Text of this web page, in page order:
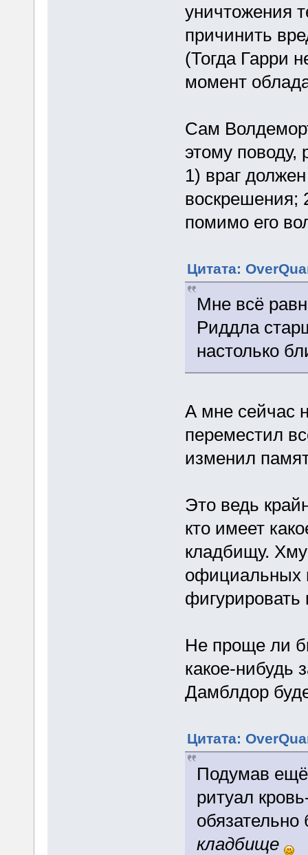
уничтожения
причинить
(Тогда Гарри
момент
Сам
этому поводу,
1) враг
воскрешения;
помимо его
Цитата:
Мне всё
Риддла
настолько
А мне сейчас
переместил
изменил
Это ведь
кто имеет
кладбищу.
официальных
Не проще ли
какое-нибудь
Дамблдор
Цитата:
Подумав
ритуал
кладбище